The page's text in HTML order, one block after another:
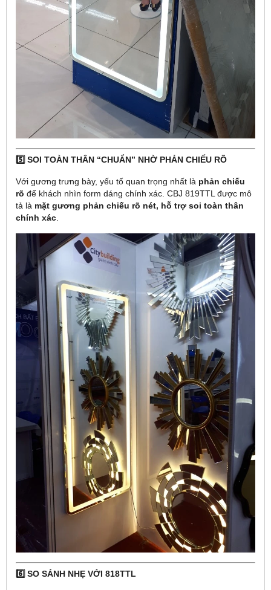
5️⃣ SOI TOÀN THÂN “CHUẨN” NHỜ PHẢN CHIẾU RÕ
Với gương trưng bày, yếu tố quan trọng nhất là phản chiếu
rõ để khách nhìn form dáng chính xác. CBJ 819TTL được mô
tả là mặt gương phản chiếu rõ nét, hỗ trợ soi toàn thân
chính xác.
6️⃣ SO SÁNH NHẸ VỚI 818TTL